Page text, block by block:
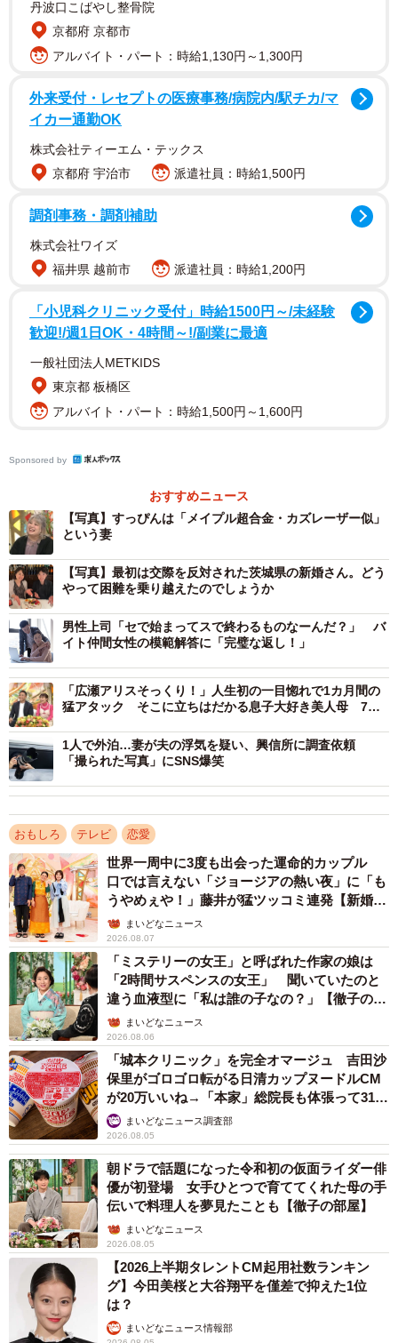
初デートは30分で終了
真面目で誠実そうな茨城県のカップル。夫は自動車関係
のお仕事、妻は病院で薬剤師をしています。これまでの人
生全くモテなかったという夫は、街コンも合コンも全滅
で、友人に勧められてマッチングアプリに登録。一方妻
は、父が医師で母が理学療法士、姉が獣医で妹も弟も医師
だというバリバリの医療家系。出会いを求めて登録したマ
ッチングアプリで夫とマッチしました。
初デートは夫オススメのケーキ屋さんにて。対面するや
いなや、夫からにじみ出る「絶対にいい人」感。さらに7歳
上にもかかわらず、終始敬語で低姿勢。そんな夫に対し好
印象をもった妻だったが、30分ほど経過した時に突如夫か
ら「解散しましょう」と急な一言が…。実はこれまで奥手
過ぎた夫は、モテるためのマニュアル本を事前に熟読。初
回で30分以上のデートはボロが出るという教えを忠実に守
り、30分で初デートを切り上げたのです。
そんな短時間デートで逆に夫に興味をそそられた妻は2回
目のデートに臨むことに。今度は夫の車で栃木県の採石場
へドライブデートへ。MCも思わず「渋っ…！」と本音をも
らしますが、このデートでも石を早々に見終わった夫は、
早速帰りたそうに…。実はこれまた例のマニュアル本の「2
回目のデートは2～3時間にして3回目で決めろ」との教えを
守ったのです。結果的にもっと夫のことを知りたいと思っ
た妻から逆に「家に行っていい？」と大胆アプローチ！
マニュアル本にない展開に戸惑う夫でしたが、これをきっ
かけに晴れて交際がスタートしました。
妻の母は交際に反対
丹波口こばやし整骨院
京都府 京都市
アルバイト・パート：時給1,130円～1,300円
外来受付・レセプトの医療事務/病院内/駅チカ/マ
イカー通勤OK
株式会社ティーエム・テックス
京都府 宇治市
派遣社員：時給1,500円
調剤事務・調剤補助
株式会社ワイズ
福井県 越前市
派遣社員：時給1,200円
「小児科クリニック受付」時給1500円～/未経験
歓迎!/週1日OK・4時間～!/副業に最適
一般社団法人METKIDS
東京都 板橋区
アルバイト・パート：時給1,500円～1,600円
Sponsored by
おすすめニュース
【写真】すっぴんは「メイプル超合金・カズレーザー似」
という妻
【写真】最初は交際を反対された茨城県の新婚さん。どう
やって困難を乗り越えたのでしょうか
男性上司「セで始まってスで終わるものなーんだ？」 バ
イト仲間女性の模範解答に「完璧な返し！」
「広瀬アリスそっくり！」人生初の一目惚れで1カ月間の
猛アタック そこに立ちはだかる息子大好き美人母 7日
1人で外泊…妻が夫の浮気を疑い、興信所に調査依頼
「撮られた写真」にSNS爆笑
おもしろ テレビ 恋愛
世界一周中に3度も出会った運命的カップル
口では言えない「ジョージアの熱い夜」に「も
うやめぇや！」藤井が猛ツッコミ連発【新婚さ
ん】まいどなニュース
2026.08.07
「ミステリーの女王」と呼ばれた作家の娘は
「2時間サスペンスの女王」 聞いていたのと
違う血液型に「私は誰の子なの？」【徹子の部
屋】まいどなニュース
2026.08.06
「城本クリニック」を完全オマージュ 吉田沙
保里がゴロゴロ転がる日清カップヌードルCM
が20万いいね→「本家」総院長も体張って31万
いいねまいどなニュース調査部
2026.08.05
朝ドラで話題になった令和初の仮面ライダー俳
優が初登場 女手ひとつで育ててくれた母の手
伝いで料理人を夢見たことも【徹子の部屋】
まいどなニュース
2026.08.05
【2026上半期タレントCM起用社数ランキン
グ】今田美桜と大谷翔平を僅差で抑えた1位
は？
まいどなニュース情報部